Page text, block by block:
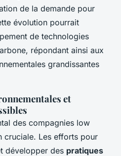
de la demande pour
évolution pourrait
de technologies
répondant ainsi aux
grandissantes
et
des compagnies low
cruciale. Les efforts pour
développer des pratiques